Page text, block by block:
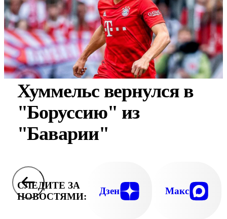
Хуммельс вернулся в
"Боруссию" из
"Баварии"
СЛЕДИТЕ ЗА
НОВОСТЯМИ:
Дзен Макс